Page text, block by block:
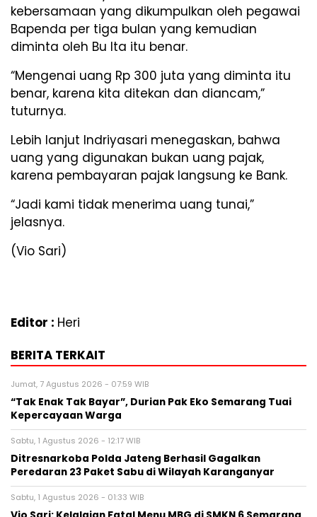
kebersamaan yang dikumpulkan oleh pegawai
Bapenda per tiga bulan yang kemudian
diminta oleh Bu Ita itu benar.
“Mengenai uang Rp 300 juta yang diminta itu
benar, karena kita ditekan dan diancam,”
tuturnya.
Lebih lanjut Indriyasari menegaskan, bahwa
uang yang digunakan bukan uang pajak,
karena pembayaran pajak langsung ke Bank.
“Jadi kami tidak menerima uang tunai,”
jelasnya.
(Vio Sari)
Editor : Heri
BERITA TERKAIT
Jumat, 7 Agustus 2026 - 07:59 WIB
“Tak Enak Tak Bayar”, Durian Pak Eko Semarang Tuai
Kepercayaan Warga
Sabtu, 1 Agustus 2026 - 12:17 WIB
Ditresnarkoba Polda Jateng Berhasil Gagalkan
Peredaran 23 Paket Sabu di Wilayah Karanganyar
Sabtu, 1 Agustus 2026 - 01:33 WIB